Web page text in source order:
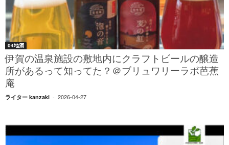
04地酒
伊賀の温泉施設の敷地内にクラフトビールの醸造
所があるって知ってた？＠ブリュワリーラボ芭蕉
庵
ライター kanzaki - 2026-04-27